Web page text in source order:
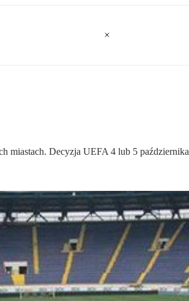
miastach. Decyzja UEFA 4 lub 5 października